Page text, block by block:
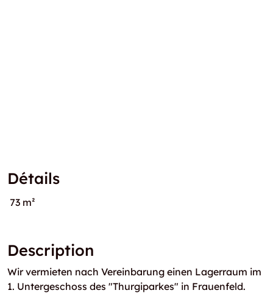
Détails
73 m²
Description
Wir vermieten nach Vereinbarung einen Lagerraum im
1. Untergeschoss des "Thurgiparkes" in Frauenfeld.